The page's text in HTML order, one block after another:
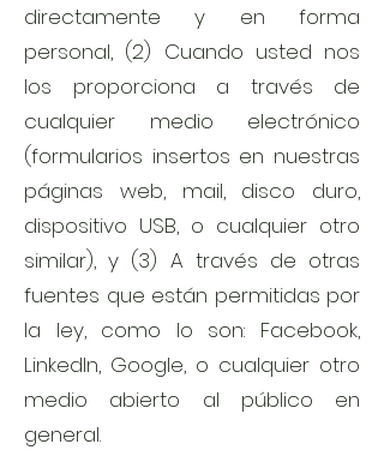
directamente y en forma
personal, (2) Cuando usted nos
los proporciona a través de
cualquier medio electrónico
(formularios insertos en nuestras
páginas web, mail, disco duro,
dispositivo USB, o cualquier otro
similar), y (3) A través de otras
fuentes que están permitidas por
la ley, como lo son: Facebook,
Linkedln, Google, o cualquier otro
medio abierto al público en
general.